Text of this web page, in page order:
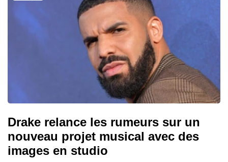
Drake relance les rumeurs sur un
nouveau projet musical avec des
images en studio